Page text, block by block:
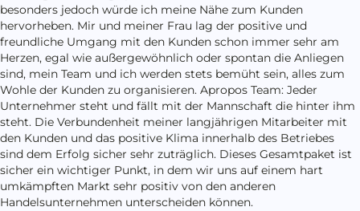
besonders jedoch würde ich meine Nähe zum Kunden
hervorheben. Mir und meiner Frau lag der positive und
freundliche Umgang mit den Kunden schon immer sehr am
Herzen, egal wie außergewöhnlich oder spontan die Anliegen
sind, mein Team und ich werden stets bemüht sein, alles zum
Wohle der Kunden zu organisieren. Apropos Team: Jeder
Unternehmer steht und fällt mit der Mannschaft die hinter ihm
steht. Die Verbundenheit meiner langjährigen Mitarbeiter mit
den Kunden und das positive Klima innerhalb des Betriebes
sind dem Erfolg sicher sehr zuträglich. Dieses Gesamtpaket ist
sicher ein wichtiger Punkt, in dem wir uns auf einem hart
umkämpften Markt sehr positiv von den anderen
Handelsunternehmen unterscheiden können.